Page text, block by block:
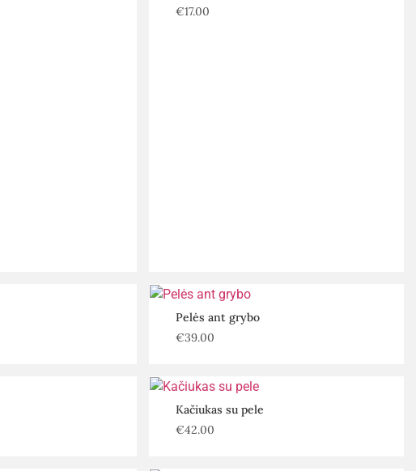
€17.00
Pelės ant grybo
€39.00
Kačiukas su pele
€42.00